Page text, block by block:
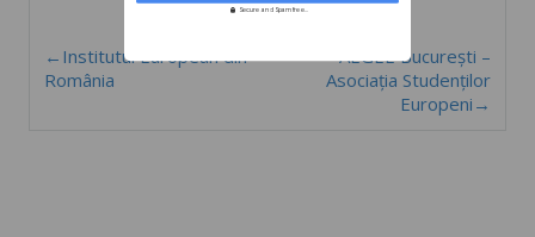
←Institutul European din
România
AEGEE București –
Asociația Studenților
Europeni→
Secure and Spam free...